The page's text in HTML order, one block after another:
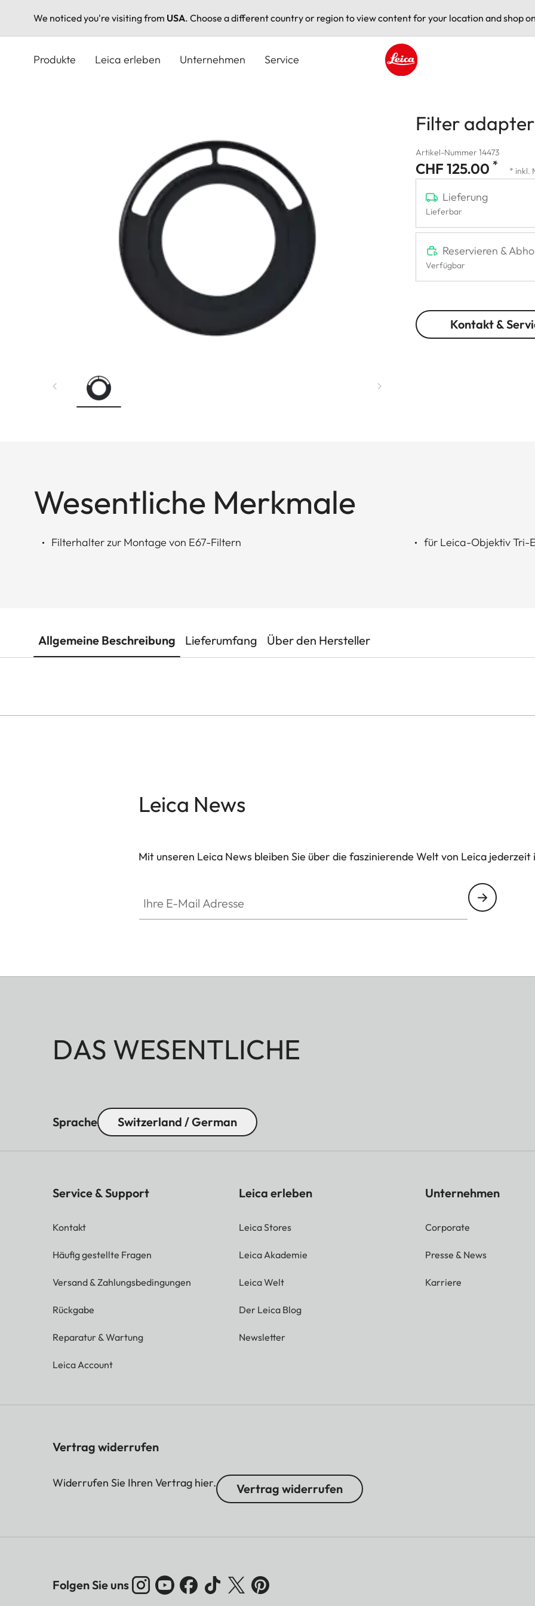
We noticed you're visiting from USA. Choose a different country or region to view content for your location and shop
Produkte Leica erleben Unternehmen Service
Filter adapter
Artikel-Nummer 14473
CHF 125.00 * * inkl.
Lieferung
Lieferbar
Reservieren &
Verfügbar
Kontakt &
Wesentliche Merkmale
Filterhalter zur Montage von E67-Filtern für Leica-Objektiv Tri-
Allgemeine Beschreibung Lieferumfang Über den Hersteller
Leica News
Mit unseren Leica News bleiben Sie über die faszinierende Welt von Leica
DAS WESENTLICHE
Sprache Switzerland / German
Service & Support
Kontakt
Häufig gestellte Fragen
Versand & Zahlungsbedingungen
Rückgabe
Reparatur & Wartung
Leica Account
Leica erleben
Leica Stores
Leica Akademie
Leica Welt
Der Leica Blog
Newsletter
Unternehmen
Corporate
Presse & News
Karriere
Vertrag widerrufen
Widerrufen Sie Ihren Vertrag hier. Vertrag widerrufen
Folgen Sie uns